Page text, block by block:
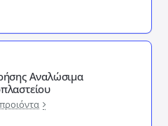
Αναλώσιμα